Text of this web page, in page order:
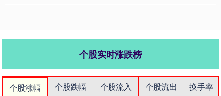
个股实时涨跌榜
个股涨幅 个股跌幅 个股流入 个股流出 换手率